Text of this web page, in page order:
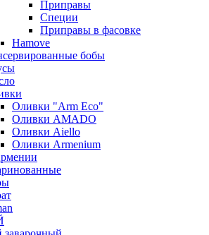
Приправы
Специи
Приправы в фасовке
Hamove
бобы
Оливки "Arm Eco"
Оливки AMADO
Оливки Aiello
Оливки Armenium